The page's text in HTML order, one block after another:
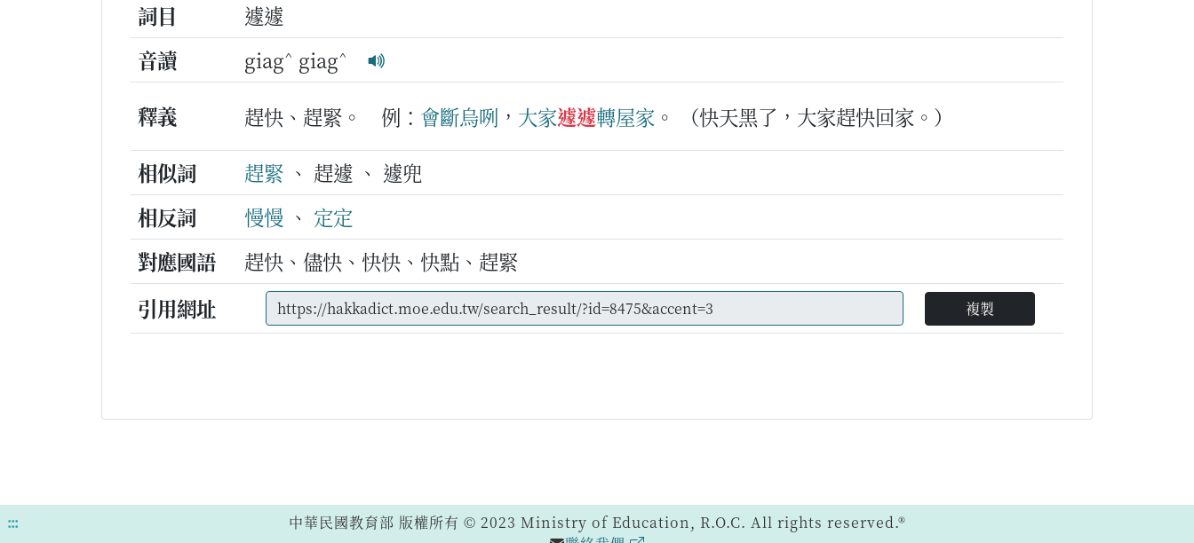
詞目
遽遽
音讀
giag^ giag^
釋義 趕快、趕緊。 例： 會斷烏咧 ， 大家遽遽轉屋家 。
（快天黑了，大家趕快回家。）
相似詞
趕緊 、 趕遽 、 遽兜
相反詞
慢慢 、 定定
對應國語
趕快、儘快、快快、快點、趕緊
引用網址
複製
:::
中華民國教育部 版權所有 © 2023 Ministry of Education, R.O.C. All rights reserved.®